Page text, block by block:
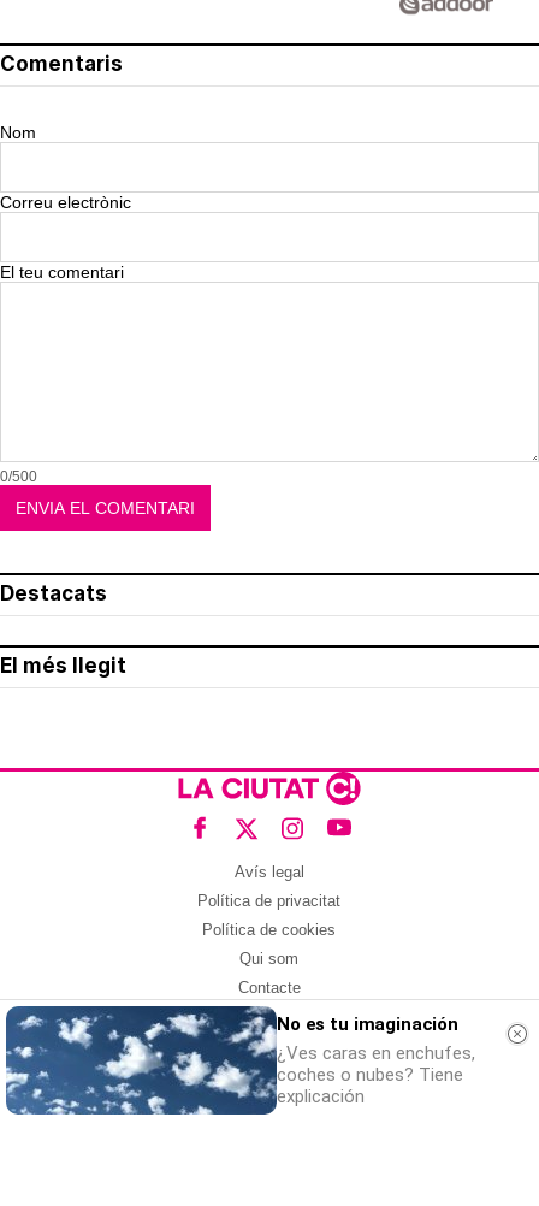
Comentaris
Nom
Correu electrònic
El teu comentari
0/500
Destacats
El més llegit
Avís legal
Política de privacitat
Política de cookies
Qui som
Contacte
Xarxes socials
Amb col·laboració de:
No es tu imaginación
¿Ves caras en enchufes,
coches o nubes? Tiene
explicación